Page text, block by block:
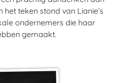
teken stond van Lianie’s
ondernemers die haar
gemaakt.